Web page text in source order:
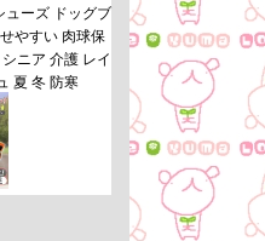
ューズ ドッグブ
やすい 肉球保
ニア 介護 レイ
夏 冬 防寒